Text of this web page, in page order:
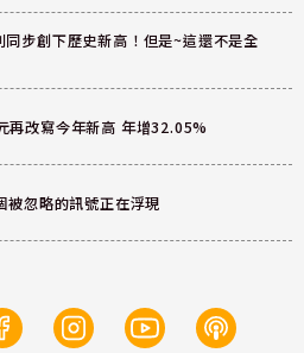
步創下歷史新高！但是~這還不是全
再改寫今年新高 年增32.05%
被忽略的訊號正在浮現